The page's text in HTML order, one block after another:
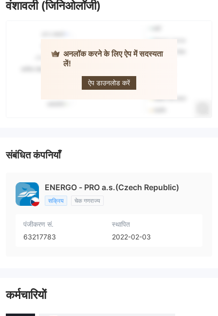
वंशावली (जिनिओलॉजी)
अनलॉक करने के लिए ऐप में सदस्यता
लें!
ऐप डाउनलोड करें
संबंधित कंपनियाँ
ENERGO - PRO a.s.(Czech Republic)
सक्रिय चेक गणराज्य
पंजीकरण सं.
63217783
स्थापित
2022-02-03
कर्मचारियों